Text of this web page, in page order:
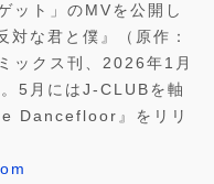
ット」のMVを公開し
な君と僕』（原作：
ックス刊、2026年1月
5月にはJ-CLUBを軸
Dancefloor』をリリ